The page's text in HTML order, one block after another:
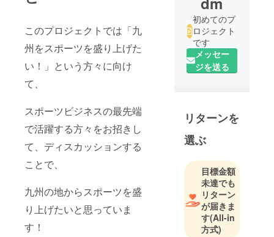
このプロジェクトでは「九
州をスポーツを盛り上げた
い！」という方々に向け
て、
スポーツビジネスの最先端
で活躍する方々をお招きし
て、ディスカッションする
ことで、
九州の地からスポーツを盛
り上げたいと思っていま
す！
初めてのプ
ロジェクト
です
メッセー
ジを送る
リターンを
選ぶ
目標金額
未達でも
リターン
が届きま
す(All-in
方式)